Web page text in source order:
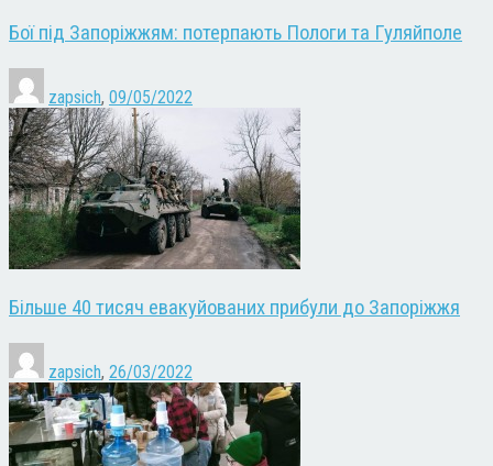
Бої під Запоріжжям: потерпають Пологи та Гуляйполе
zapsich, 09/05/2022
Більше 40 тисяч евакуйованих прибули до Запоріжжя
zapsich, 26/03/2022